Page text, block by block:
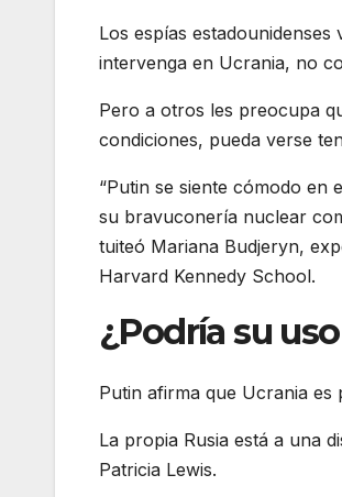
Los espías
intervenga en Ucrania, no
Pero a otros les preocupa
condiciones, pueda verse
“Putin se siente cómodo en
su bravuconería nuclear
tuiteó Mariana Budjeryn,
Harvard Kennedy School.
¿Podría su
Putin afirma que Ucrania
La propia Rusia está a una
Patricia Lewis.